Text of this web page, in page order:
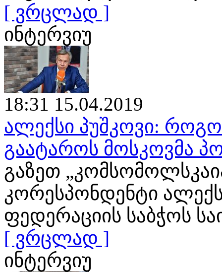
[ ვრცლად ]
ინტერვიუ
18:31 15.04.2019
ალექსი პუშკოვი:
გაატაროს მოსკოვმა
გაზეთ
კორესპონდენტი
ფედერაციის საბჭოს
[ ვრცლად ]
ინტერვიუ